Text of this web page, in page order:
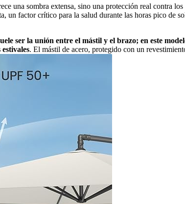
una sombra extensa, sino una protección real contra
factor crítico para la salud durante las horas pico de
ser la unión entre el mástil y el brazo; en este
. El mástil de acero, protegido con un